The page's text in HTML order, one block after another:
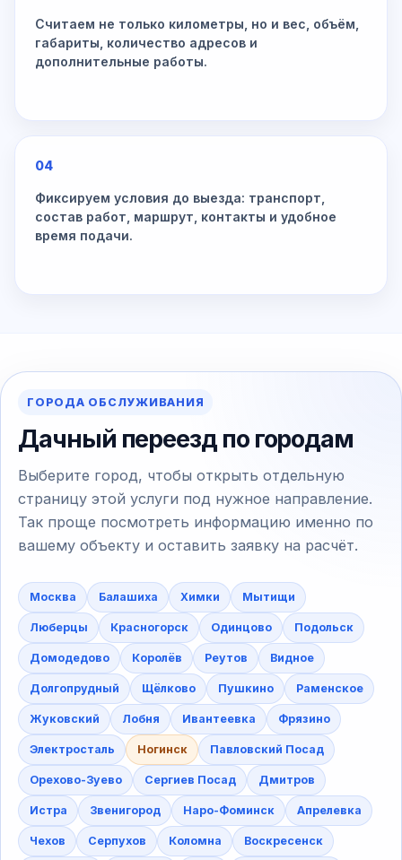
Считаем не только километры, но и вес, объём,
габариты, количество адресов и
дополнительные работы.
04
Фиксируем условия до выезда: транспорт,
состав работ, маршрут, контакты и удобное
время подачи.
ГОРОДА ОБСЛУЖИВАНИЯ
Дачный переезд по городам
Выберите город, чтобы открыть отдельную
страницу этой услуги под нужное направление.
Так проще посмотреть информацию именно по
вашему объекту и оставить заявку на расчёт.
Москва Балашиха Химки Мытищи
Люберцы Красногорск Одинцово Подольск
Домодедово Королёв Реутов Видное
Долгопрудный Щёлково Пушкино Раменское
Жуковский Лобня Ивантеевка Фрязино
Электросталь Ногинск Павловский Посад
Орехово-Зуево Сергиев Посад Дмитров
Истра Звенигород Наро-Фоминск Апрелевка
Чехов Серпухов Коломна Воскресенск